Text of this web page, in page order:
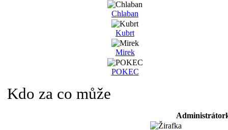
Chlaban
Kubrt
Mirek
POKEC
Kdo za co může